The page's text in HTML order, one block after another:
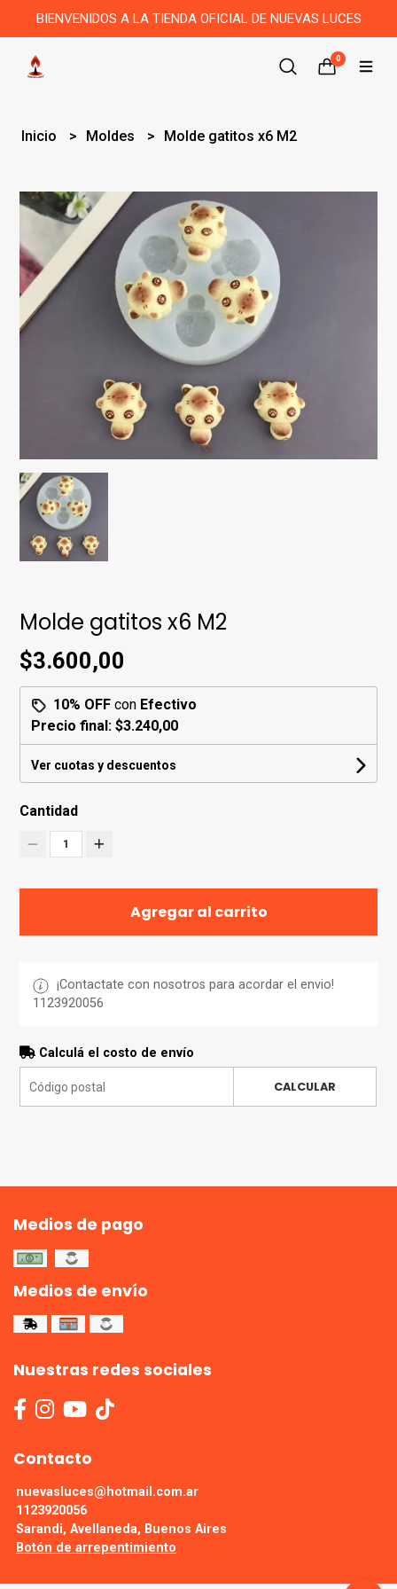
BIENVENIDOS A LA TIENDA OFICIAL DE NUEVAS LUCES
0
Inicio Moldes Molde gatitos x6 M2
Molde gatitos x6 M2
$3.600,00
10% OFF con Efectivo
Precio final:$3.240,00
Ver cuotas y descuentos
Cantidad
1
Agregar al carrito
¡Contactate con nosotros para acordar el envio!
1123920056
Calculá el costo de envío
CALCULAR
Medios de pago
Medios de envío
Nuestras redes sociales
Contacto
nuevasluces@hotmail.com.ar
1123920056
Sarandi, Avellaneda, Buenos Aires
Botón de arrepentimiento